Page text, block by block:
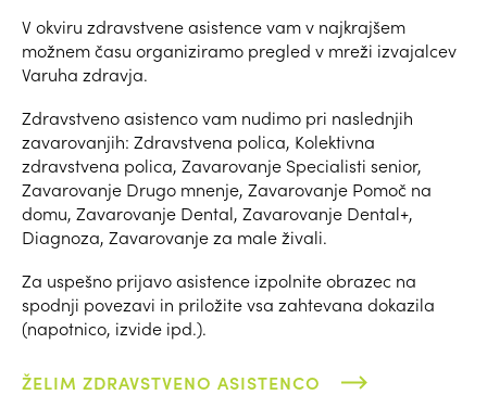
V okviru zdravstvene asistence vam v najkrajšem
možnem času organiziramo pregled v mreži izvajalcev
Varuha zdravja.
Zdravstveno asistenco vam nudimo pri naslednjih
zavarovanjih: Zdravstvena polica, Kolektivna
zdravstvena polica, Zavarovanje Specialisti senior,
Zavarovanje Drugo mnenje, Zavarovanje Pomoč na
domu, Zavarovanje Dental, Zavarovanje Dental+,
Diagnoza, Zavarovanje za male živali.
Za uspešno prijavo asistence izpolnite obrazec na
spodnji povezavi in priložite vsa zahtevana dokazila
(napotnico, izvide ipd.).
ŽELIM ZDRAVSTVENO ASISTENCO